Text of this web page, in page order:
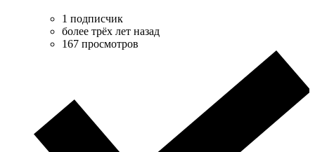
1 подписчик
более трёх лет назад
167 просмотров